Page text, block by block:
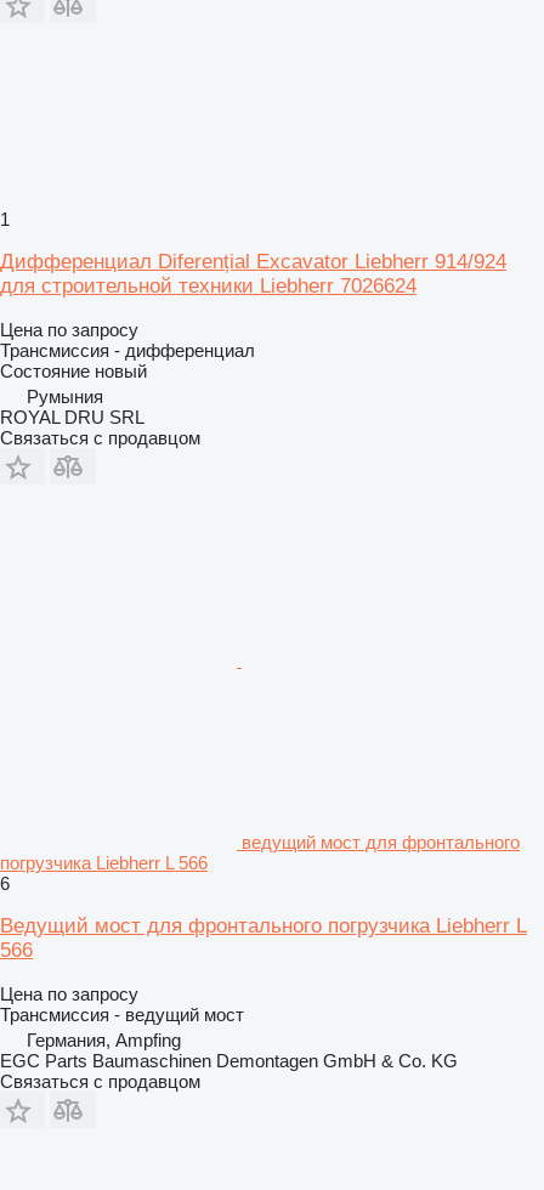
1
Дифференциал Diferențial Excavator Liebherr 914/924
для строительной техники Liebherr 7026624
Цена по запросу
Трансмиссия - дифференциал
Состояние новый
Румыния
ROYAL DRU SRL
Связаться с продавцом
ведущий мост для фронтального
погрузчика Liebherr L 566
6
Ведущий мост для фронтального погрузчика Liebherr L
566
Цена по запросу
Трансмиссия - ведущий мост
Германия, Ampfing
EGC Parts Baumaschinen Demontagen GmbH & Co. KG
Связаться с продавцом